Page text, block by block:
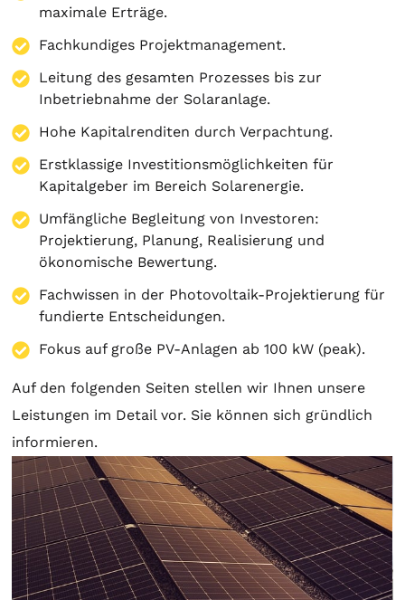
maximale Erträge.
Fachkundiges Projektmanagement.
Leitung des gesamten Prozesses bis zur
Inbetriebnahme der Solaranlage.
Hohe Kapitalrenditen durch Verpachtung.
Erstklassige Investitionsmöglichkeiten für
Kapitalgeber im Bereich Solarenergie.
Umfängliche Begleitung von Investoren:
Projektierung, Planung, Realisierung und
ökonomische Bewertung.
Fachwissen in der Photovoltaik-Projektierung für
fundierte Entscheidungen.
Fokus auf große PV-Anlagen ab 100 kW (peak).
Auf den folgenden Seiten stellen wir Ihnen unsere
Leistungen im Detail vor. Sie können sich gründlich
informieren.